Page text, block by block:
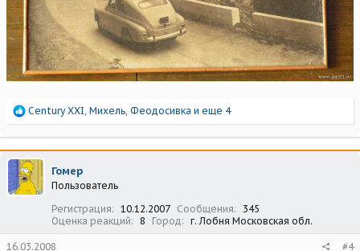
Р
а
к
ц
и
и
Century XXI Михель Феодосивка и еще 4
Гомер
Пользователь
Регистрация
10.12.2007 Сообщения
345
Оценка реакций
8 Город г. Лобня Московская обл.
16.03.2008 #4